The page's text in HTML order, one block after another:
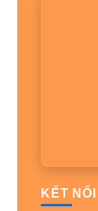
KẾT